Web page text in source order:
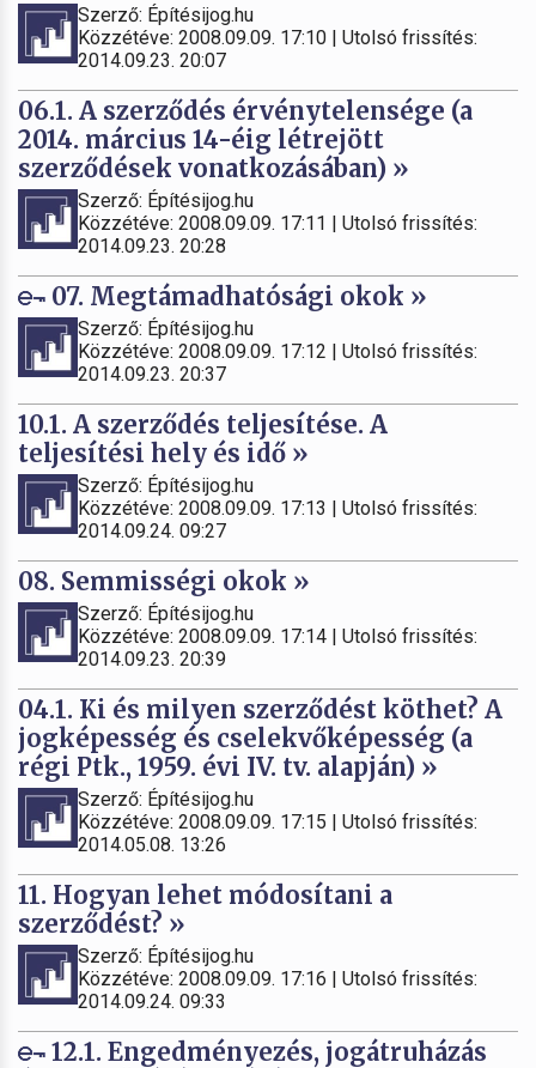
Szerző: Építésijog.hu
Közzétéve: 2008.09.09. 17:10 | Utolsó frissítés:
2014.09.23. 20:07
06.1. A szerződés érvénytelensége (a
2014. március 14-éig létrejött
szerződések vonatkozásában) »
Szerző: Építésijog.hu
Közzétéve: 2008.09.09. 17:11 | Utolsó frissítés:
2014.09.23. 20:28
07. Megtámadhatósági okok »
Szerző: Építésijog.hu
Közzétéve: 2008.09.09. 17:12 | Utolsó frissítés:
2014.09.23. 20:37
10.1. A szerződés teljesítése. A
teljesítési hely és idő »
Szerző: Építésijog.hu
Közzétéve: 2008.09.09. 17:13 | Utolsó frissítés:
2014.09.24. 09:27
08. Semmisségi okok »
Szerző: Építésijog.hu
Közzétéve: 2008.09.09. 17:14 | Utolsó frissítés:
2014.09.23. 20:39
04.1. Ki és milyen szerződést köthet? A
jogképesség és cselekvőképesség (a
régi Ptk., 1959. évi IV. tv. alapján) »
Szerző: Építésijog.hu
Közzétéve: 2008.09.09. 17:15 | Utolsó frissítés:
2014.05.08. 13:26
11. Hogyan lehet módosítani a
szerződést? »
Szerző: Építésijog.hu
Közzétéve: 2008.09.09. 17:16 | Utolsó frissítés:
2014.09.24. 09:33
12.1. Engedményezés, jogátruházás